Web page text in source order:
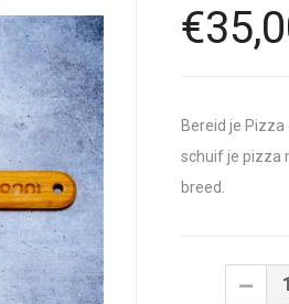
Bereid je
schuif je pizza
breed.